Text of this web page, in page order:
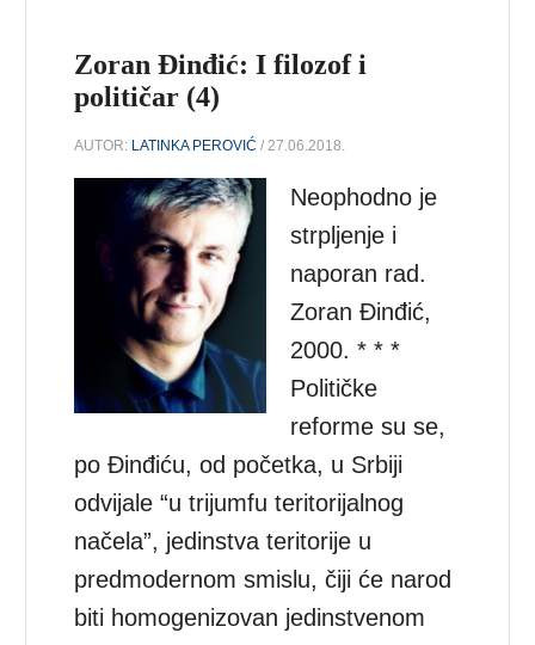
Zoran Đinđić: I filozof i
političar (4)
AUTOR: LATINKA PEROVIĆ / 27.06.2018.
Neophodno je
strpljenje i
naporan rad.
Zoran Đinđić,
2000. * * *
Političke
reforme su se,
po Đinđiću, od početka, u Srbiji
odvijale “u trijumfu teritorijalnog
načela”, jedinstva teritorije u
predmodernom smislu, čiji će narod
biti homogenizovan jedinstvenom